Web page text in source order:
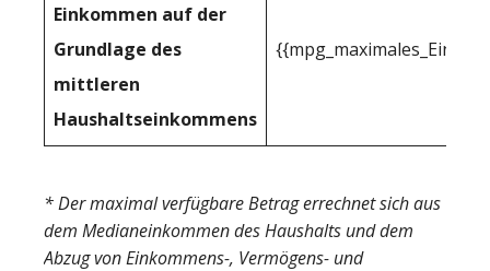
Einkommen auf der
Grundlage des
mittleren
Haushaltseinkommens
* Der maximal verfügbare Betrag errechnet sich aus
dem Medianeinkommen des Haushalts und dem
Abzug von Einkommens-, Vermögens- und